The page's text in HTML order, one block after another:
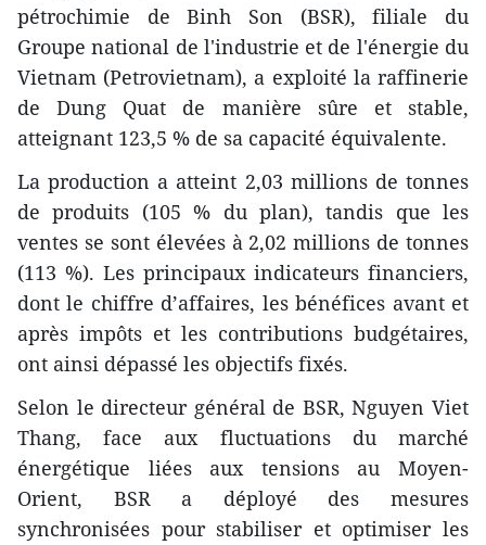
pétrochimie de Binh Son (BSR), filiale du
Groupe national de l'industrie et de l'énergie du
Vietnam (Petrovietnam), a exploité la raffinerie
de Dung Quat de manière sûre et stable,
atteignant 123,5 % de sa capacité équivalente.
La production a atteint 2,03 millions de tonnes
de produits (105 % du plan), tandis que les
ventes se sont élevées à 2,02 millions de tonnes
(113 %). Les principaux indicateurs financiers,
dont le chiffre d’affaires, les bénéfices avant et
après impôts et les contributions budgétaires,
ont ainsi dépassé les objectifs fixés.
Selon le directeur général de BSR, Nguyen Viet
Thang, face aux fluctuations du marché
énergétique liées aux tensions au Moyen-
Orient, BSR a déployé des mesures
synchronisées pour stabiliser et optimiser les